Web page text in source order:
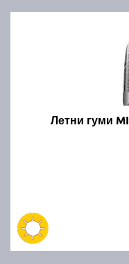
Летни гуми